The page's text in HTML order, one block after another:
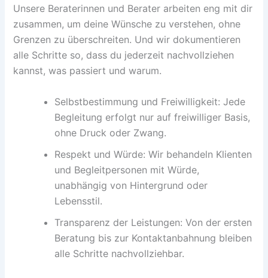
Unsere Beraterinnen und Berater arbeiten eng mit dir
zusammen, um deine Wünsche zu verstehen, ohne
Grenzen zu überschreiten. Und wir dokumentieren
alle Schritte so, dass du jederzeit nachvollziehen
kannst, was passiert und warum.
Selbstbestimmung und Freiwilligkeit: Jede
Begleitung erfolgt nur auf freiwilliger Basis,
ohne Druck oder Zwang.
Respekt und Würde: Wir behandeln Klienten
und Begleitpersonen mit Würde,
unabhängig von Hintergrund oder
Lebensstil.
Transparenz der Leistungen: Von der ersten
Beratung bis zur Kontaktanbahnung bleiben
alle Schritte nachvollziehbar.